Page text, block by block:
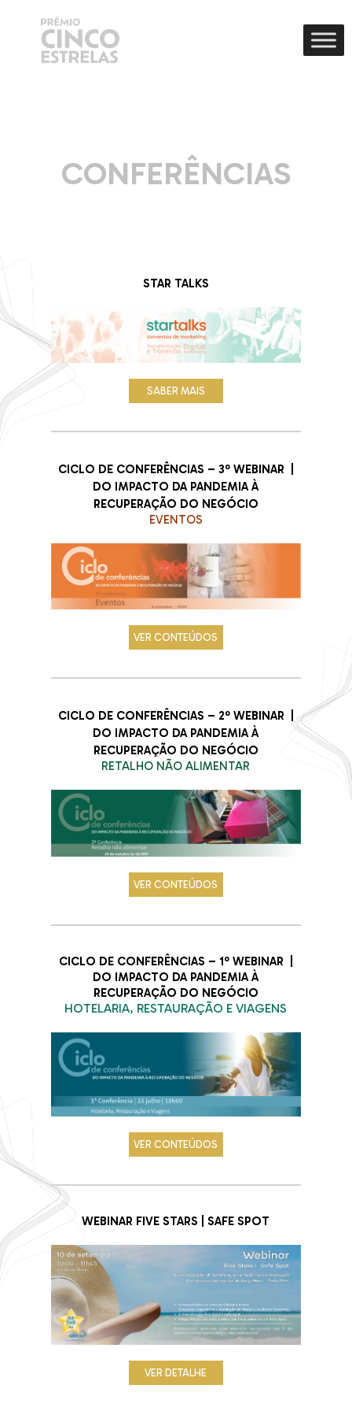
CONFERÊNCIAS
STAR TALKS
SABER MAIS
CICLO DE CONFERÊNCIAS – 3º WEBINAR |
DO IMPACTO DA PANDEMIA À
RECUPERAÇÃO DO NEGÓCIO
EVENTOS
VER CONTEÚDOS
CICLO DE CONFERÊNCIAS – 2º WEBINAR |
DO IMPACTO DA PANDEMIA À
RECUPERAÇÃO DO NEGÓCIO
RETALHO NÃO ALIMENTAR
VER CONTEÚDOS
CICLO DE CONFERÊNCIAS – 1º WEBINAR |
DO IMPACTO DA PANDEMIA À
RECUPERAÇÃO DO NEGÓCIO
HOTELARIA, RESTAURAÇÃO E VIAGENS
VER CONTEÚDOS
WEBINAR FIVE STARS | SAFE SPOT
VER DETALHE